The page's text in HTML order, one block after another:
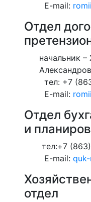
E-mail:
Отдел
начальник –
тел: +7
E-mail:
Отдел
и
тел:+7
E-mail:
отдел